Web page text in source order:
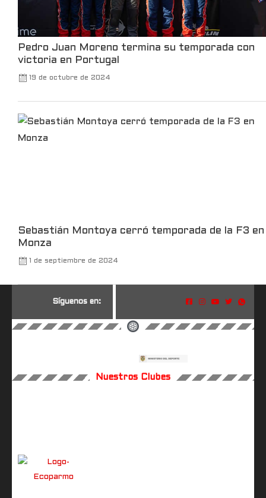
Pedro Juan Moreno termina su temporada con
victoria en Portugal
19 de octubre de 2024
Sebastián Montoya cerró temporada de la F3 en
Monza
1 de septiembre de 2024
S íguenos en:
Nuestros Clubes